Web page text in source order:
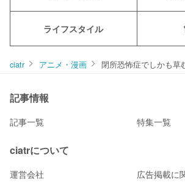
ライフスタイル
ciatr アニメ・漫画 閉所恐怖症でしかも草
記事情報
記事一覧 特集一覧
ciatrについて
運営会社
広告掲載に